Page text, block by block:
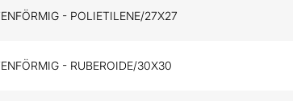
- POLIETILENE/27X27
- RUBEROIDE/30X30